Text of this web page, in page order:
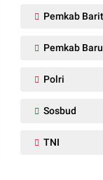
Pemkab
Pemkab
Polri
Sosbud
TNI